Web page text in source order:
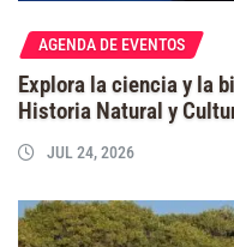
AGENDA DE EVENTOS
Explora la ciencia y la
Historia Natural y
JUL 24, 2026